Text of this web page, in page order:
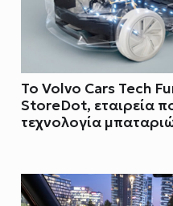
Το Volvo Cars Tech
StoreDot, εταιρεία
τεχνολογία